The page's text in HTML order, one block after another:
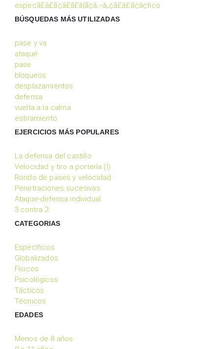
especã£â£ã¢â£ã£â¦ã¢â‚¬â„¢ã£â£ã¢â¢fico
BÚSQUEDAS MÁS UTILIZADAS
pase y va
ataqué
pase
bloqueos
desplazamientos
defensa
vuelta a la calma
estiramiento
EJERCICIOS MÁS POPULARES
La defensa del castillo
Velocidad y tiro a portería (I)
Rondo de pases y velocidad
Penetraciones sucesivas
Ataque-defensa individual
3 contra 2
CATEGORIAS
Específicos
Globalizados
Físicos
Psicológicos
Tácticos
Técnicos
EDADES
Menos de 8 años